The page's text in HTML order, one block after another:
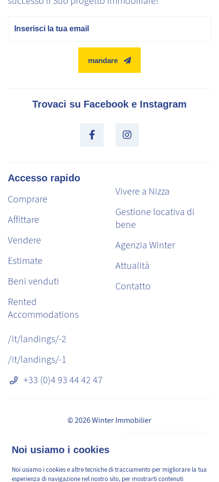
Noi usiamo i cookies
Noi usiamo i cookies e altre tecniche di tracciamento per migliorare la tua
esperienza di navigazione nel nostro sito, per mostrarti contenuti
mandare
Trovaci su Facebook e Instagram
Accesso rapido
Comprare
Affittare
Vendere
Estimate
Beni venduti
Rented
Accommodations
Vivere a Nizza
Gestione locativa di
bene
Agenzia Winter
Attualità
Contatto
/it/landings/-2
/it/landings/-1
+33 (0)4 93 44 42 47
© 2026 Winter Immobilier
Commissioni
/it/pages/mediation-de-la-consommation
valeur de votre bien, en 2
min, gratuitement.